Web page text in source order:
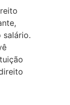
salário.